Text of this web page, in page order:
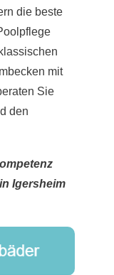
die beste
mit
Sie
den
Igersheim